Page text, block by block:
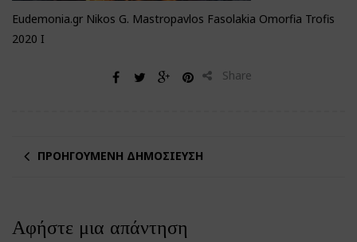
Eudemonia.gr Nikos G. Mastropavlos Fasolakia Omorfia Trofis
2020 I
Share
ΠΡΟΗΓΟΎΜΕΝΗ ΔΗΜΟΣΊΕΥΣΗ
Αφήστε μια απάντηση